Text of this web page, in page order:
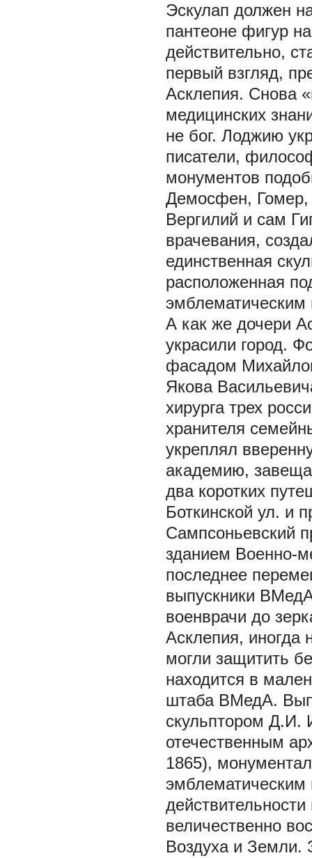
Эскулап должен
пантеоне фигур
действительно,
первый взгляд,
Асклепия. Снова
медицинских
не бог. Лоджию
писатели,
монументов
Демосфен, Гомер,
Вергилий и сам
врачевания,
единственная
расположенная
эмблематическим
А как же дочери
украсили город.
фасадом
Якова
хирурга трех
хранителя
укреплял
академию,
два коротких
Боткинской ул. и
Сампсоньевский
зданием Военно-
последнее
выпускники
военврачи до
Асклепия, иногда
могли защитить
находится в
штаба ВМедА.
скульптором Д.И.
отечественным
1865),
эмблематическим
величественно
Воздуха и Земли.